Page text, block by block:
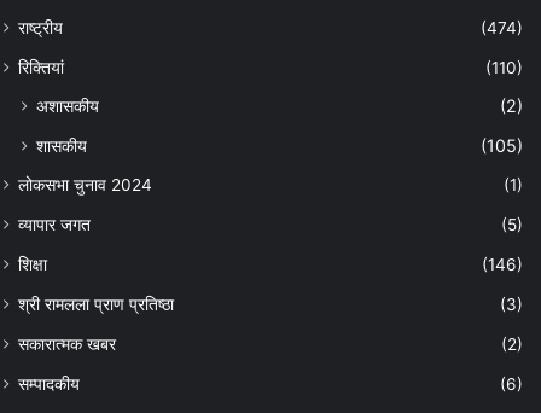
राष्ट्रीय (474)
रिक्तियां (110)
अशासकीय
(2)
शासकीय
(105)
लोकसभा चुनाव 2024 (1)
व्यापार जगत (5)
शिक्षा (146)
श्री रामलला प्राण प्रतिष्ठा (3)
सकारात्मक खबर (2)
सम्पादकीय (6)